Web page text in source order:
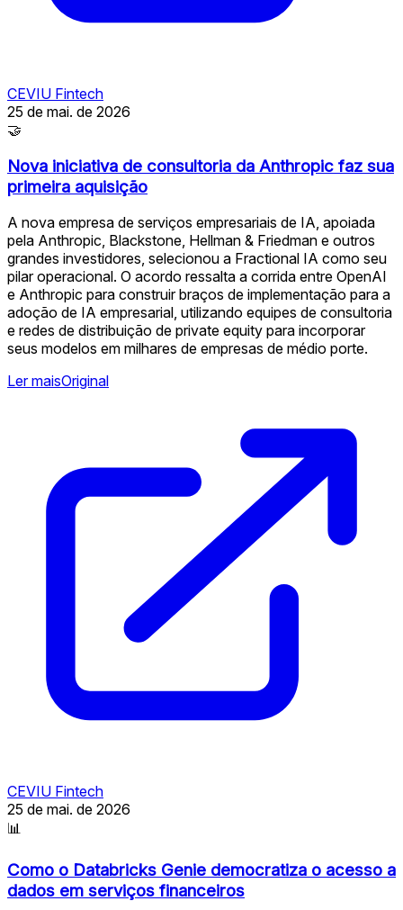
CEVIU Fintech
25 de mai. de 2026
🤝
Nova iniciativa de consultoria da Anthropic faz sua
primeira aquisição
A nova empresa de serviços empresariais de IA, apoiada
pela Anthropic, Blackstone, Hellman & Friedman e outros
grandes investidores, selecionou a Fractional IA como seu
pilar operacional. O acordo ressalta a corrida entre OpenAI
e Anthropic para construir braços de implementação para a
adoção de IA empresarial, utilizando equipes de consultoria
e redes de distribuição de private equity para incorporar
seus modelos em milhares de empresas de médio porte.
Ler maisOriginal
CEVIU Fintech
25 de mai. de 2026
📊
Como o Databricks Genie democratiza o acesso a
dados em serviços financeiros